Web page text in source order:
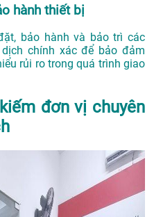
hành thiết bị
bảo hành và bảo trì các
chính xác để bảo đảm
rủi ro trong quá trình giao
đơn vị chuyên